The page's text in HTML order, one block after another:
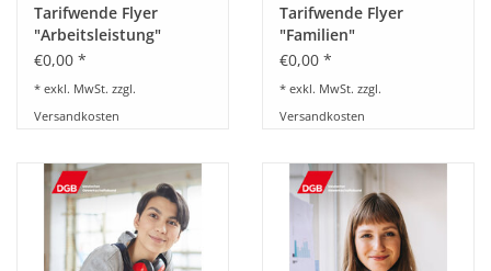
Tarifwende Flyer
"Arbeitsleistung"
€0,00 *
* exkl. MwSt. zzgl.
Versandkosten
Tarifwende Flyer
"Familien"
€0,00 *
* exkl. MwSt. zzgl.
Versandkosten